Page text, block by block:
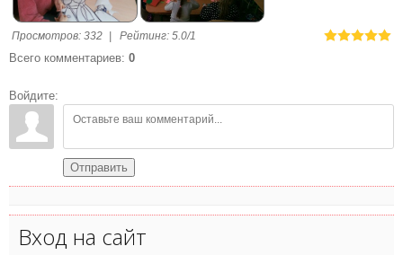
Просмотров: 332 Рейтинг: 5.0/1
Всего комментариев: 0
Войдите:
Отправить
Вход на сайт